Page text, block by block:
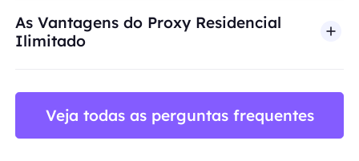
As Vantagens do Proxy Residencial
Ilimitado
Veja todas as perguntas frequentes